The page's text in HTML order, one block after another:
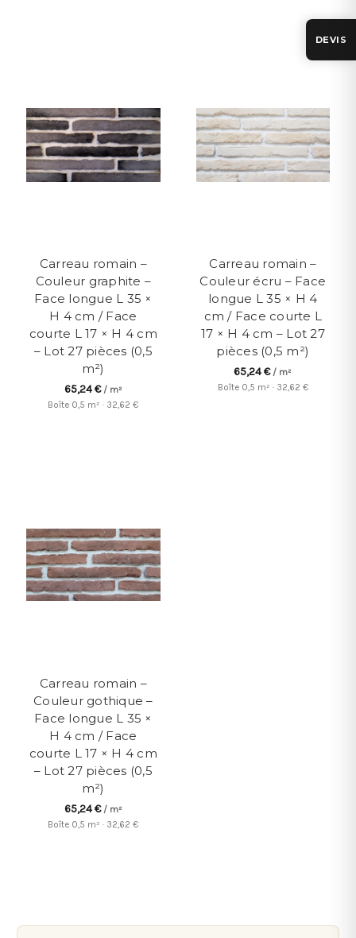
Carreau romain –
Couleur graphite –
Face longue L 35 ×
H 4 cm / Face
courte L 17 × H 4 cm
– Lot 27 pièces (0,5
m²)
65,24 € / m²
Boîte 0,5 m² · 32,62 €
Carreau romain –
Couleur écru – Face
longue L 35 × H 4
cm / Face courte L
17 × H 4 cm – Lot 27
pièces (0,5 m²)
65,24 € / m²
Boîte 0,5 m² · 32,62 €
Carreau romain –
Couleur gothique –
Face longue L 35 ×
H 4 cm / Face
courte L 17 × H 4 cm
– Lot 27 pièces (0,5
m²)
65,24 € / m²
Boîte 0,5 m² · 32,62 €
DEVIS